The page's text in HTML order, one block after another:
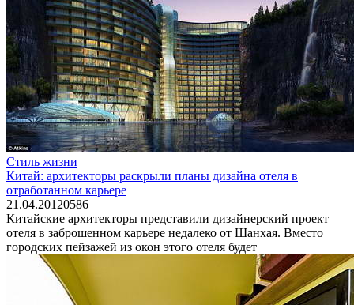
Стиль жизни
Китай: архитекторы раскрыли планы дизайна отеля в
отработанном карьере
21.04.20120586
Китайские архитекторы представили дизайнерский проект
отеля в заброшенном карьере недалеко от Шанхая. Вместо
городских пейзажей из окон этого отеля будет